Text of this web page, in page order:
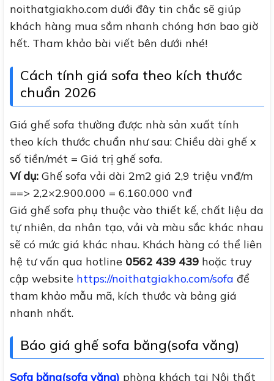
noithatgiakho.com dưới đây tin chắc sẽ giúp
khách hàng mua sắm nhanh chóng hơn bao giờ
hết. Tham khảo bài viết bên dưới nhé!
Cách tính giá sofa theo kích thước
chuẩn 2026
Giá ghế sofa thường được nhà sản xuất tính
theo kích thước chuẩn như sau: Chiều dài ghế x
số tiền/mét = Giá trị ghế sofa.
Ví dụ: Ghế sofa vải dài 2m2 giá 2,9 triệu vnđ/m
==> 2,2×2.900.000 = 6.160.000 vnđ
Giá ghế sofa phụ thuộc vào thiết kế, chất liệu da
tự nhiên, da nhân tạo, vải và màu sắc khác nhau
sẽ có mức giá khác nhau. Khách hàng có thể liên
hệ tư vấn qua hotline 0562 439 439 hoặc truy
cập website https://noithatgiakho.com/sofa để
tham khảo mẫu mã, kích thước và bảng giá
nhanh nhất.
Báo giá ghế sofa băng(sofa văng)
Sofa băng(sofa văng) phòng khách tại Nội thất